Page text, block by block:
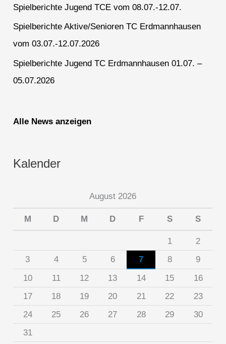
Spielberichte Jugend TCE vom 08.07.-12.07.
Spielberichte Aktive/Senioren TC Erdmannhausen
vom 03.07.-12.07.2026
Spielberichte Jugend TC Erdmannhausen 01.07. –
05.07.2026
Alle News anzeigen
Kalender
August 2026
M D M D F S S
1
2
3
4 5 6 7 8
9
10
11 12 13 14 15
16
17
18 19 20 21 22
23
24
25 26 27 28 29
30
31